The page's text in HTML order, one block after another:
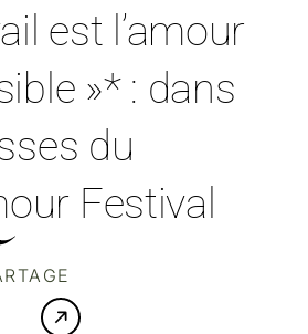
est l’amour
»* : dans
du
Festival